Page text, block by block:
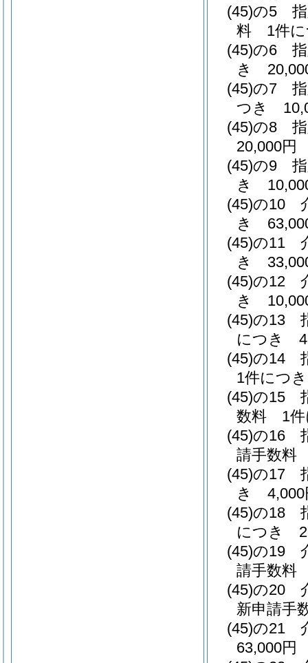
(45)の5
料 1件に
(45)の6
き
(45)の7
つき
(45)の8
20,000円
(45)の9
き
(45)の10
き
(45)の11
き
(45)の12
き
(45)の13
につき
(45)の14
1件につ
(45)の15
数料 1件
(45)の16
請手数
(45)の17
き 4,000
(45)の18
につき
(45)の19
請手数
(45)の20
新申請
(45)の21
63,000円